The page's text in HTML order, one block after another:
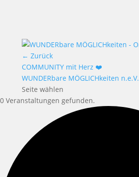
← Zurück
COMMUNITY mit Herz ❤️
WUNDERbare MÖGLICHkeiten n.e.V.
Seite wählen
0 Veranstaltungen gefunden.